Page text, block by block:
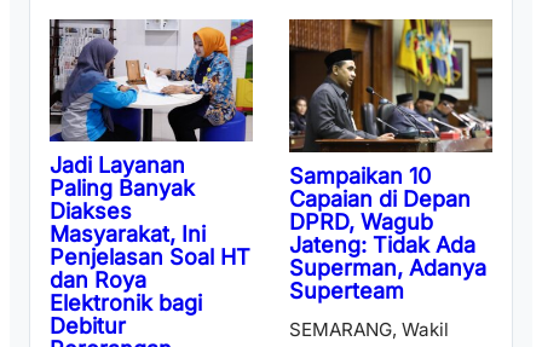
Jadi Layanan
Paling Banyak
Diakses
Masyarakat, Ini
Penjelasan Soal HT
dan Roya
Elektronik bagi
Debitur
Sampaikan 10
Capaian di Depan
DPRD, Wagub
Jateng: Tidak Ada
Superman, Adanya
Superteam
SEMARANG, Wakil